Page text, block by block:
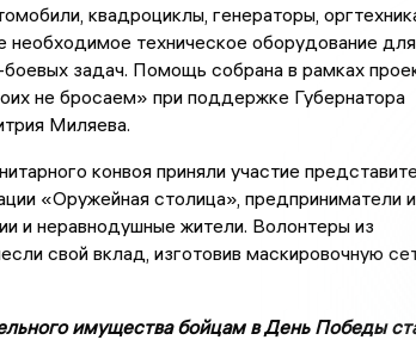
квадроциклы, генераторы,
необходимое техническое оборудование для
задач. Помощь собрана в рамках
не бросаем» при поддержке Губернатора
Миляева.
конвоя приняли участие
«Оружейная столица», предприниматели
и неравнодушные жители. Волонтеры из
свой вклад, изготовив маскировочную
имущества бойцам в День Победы